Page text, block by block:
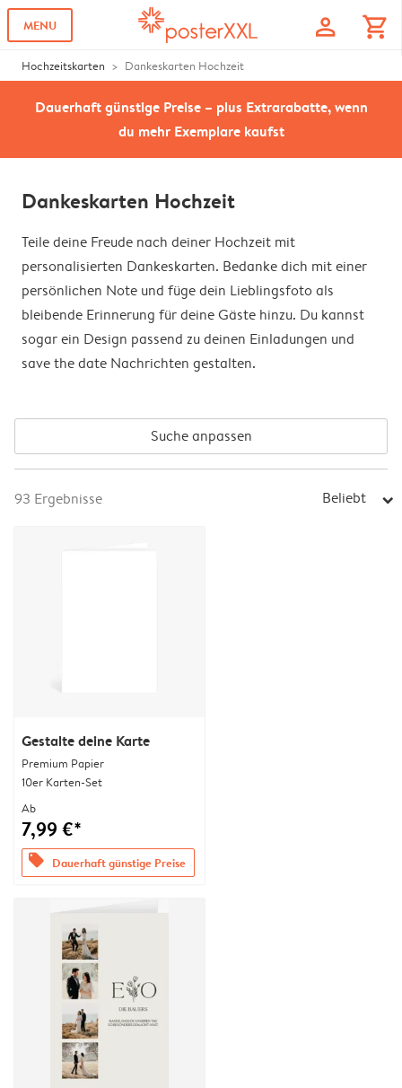
MENU profile shopping_cart
Hochzeitskarten Dankeskarten Hochzeit
Dauerhaft günstige Preise – plus Extrarabatte, wenn
du mehr Exemplare kaufst
Dankeskarten Hochzeit
Teile deine Freude nach deiner Hochzeit mit
personalisierten Dankeskarten. Bedanke dich mit einer
persönlichen Note und füge dein Lieblingsfoto als
bleibende Erinnerung für deine Gäste hinzu. Du kannst
sogar ein Design passend zu deinen Einladungen und
save the date Nachrichten gestalten.
Suche anpassen
93 Ergebnisse Beliebt arrow_right
Gestalte deine Karte
Premium Papier
10er Karten-Set
Ab
7,99 €*
offers Dauerhaft günstige Preise